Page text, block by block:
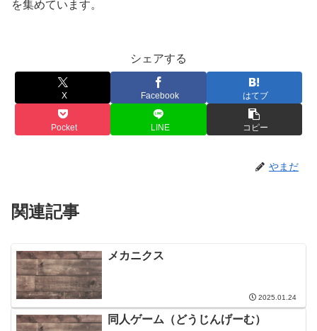
を集めています。
シェアする
X Facebook はてブ
Pocket LINE コピー
やまだ
関連記事
メカニクス
2025.01.24
同人ゲーム（どうじんげーむ）